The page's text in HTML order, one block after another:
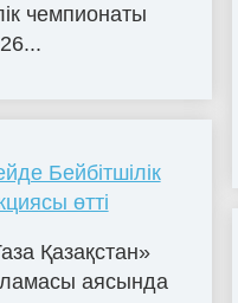
чемпионаты
Бейбітшілік
өтті
Қазақстан»
аясында